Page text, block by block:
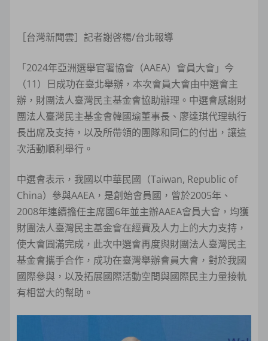
［台灣新聞雲］記者謝啓楊/台北報導
「2024年亞洲選舉官署協會（AAEA）會員大會」今
（11）日成功在臺北舉辦，本次會員大會由中選會主
辦，財團法人臺灣民主基金會協助辦理。中選會感謝財
團法人臺灣民主基金會韓國瑜董事長、廖達琪代理執行
長出席及支持，以及所帶領的團隊和同仁的付出，讓這
次活動順利舉行。
中選會表示，我國以中華民國（Taiwan, Republic of
China）參與AAEA，是創始會員國，曾於2005年、
2008年連續擔任主席國6年並主辦AAEA會員大會，均獲
財團法人臺灣民主基金會在經費及人力上的大力支持，
使大會圓滿完成，此次中選會再度與財團法人臺灣民主
基金會攜手合作，成功在臺灣舉辦會員大會，對於我國
國際參與，以及拓展國際活動空間與國際民主力量接軌
有相當大的幫助。